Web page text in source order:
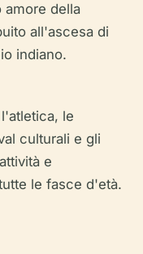
amore della
all'ascesa di
indiano.
le
culturali e gli
e
le fasce d'età.